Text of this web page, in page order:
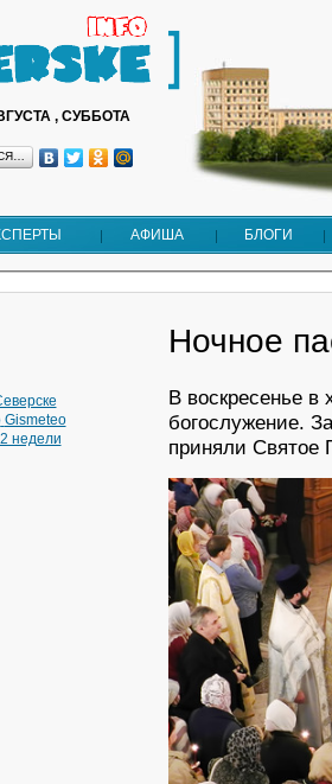
, СУББОТА
АФИША БЛОГИ
Gismeteo
недели
Ночное
В воскресенье в
богослужение.
приняли Святое